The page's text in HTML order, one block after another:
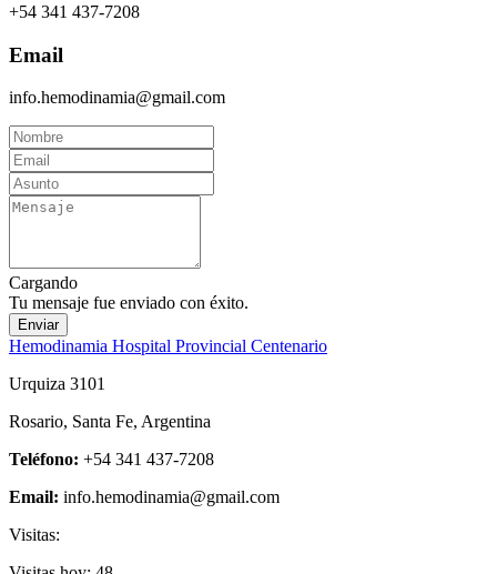
+54 341 437-7208
Email
info.hemodinamia@gmail.com
Cargando
Tu mensaje fue enviado con éxito.
Enviar
Hemodinamia Hospital Provincial Centenario
Urquiza 3101
Rosario, Santa Fe, Argentina
Teléfono: +54 341 437-7208
Email: info.hemodinamia@gmail.com
Visitas: